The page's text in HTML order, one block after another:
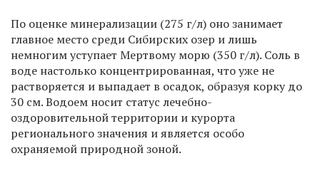
По оценке минерализации (275 г/л) оно занимает
главное место среди Сибирских озер и лишь
немногим уступает Мертвому морю (350 г/л). Соль в
воде настолько концентрированная, что уже не
растворяется и выпадает в осадок, образуя корку до
30 см. Водоем носит статус лечебно-
оздоровительной территории и курорта
регионального значения и является особо
охраняемой природной зоной.